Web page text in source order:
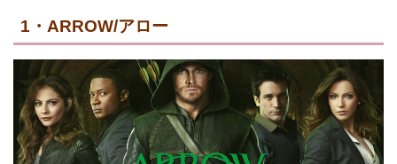
1・ARROW/アロー